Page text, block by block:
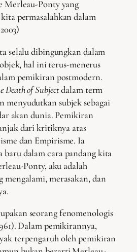
Merleau-Ponty yang
permasalahkan dalam
selalu dibingungkan dalam
hal ini terus-menerus
pemikiran postmodern.
Death of Subjectdalam term
menyudutkan subjek sebagai
akan dunia. Pemikiran
dari kritiknya atas
dan Empirisme. Ia
baru dalam cara pandang kita
Ponty, aku adalah
mengalami, merasakan, dan
seorang fenomenologis
Dalam pemikirannya,
terpengaruh oleh pemikiran